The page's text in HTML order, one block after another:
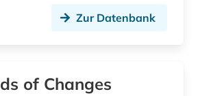
Zur Datenbank
of Changes